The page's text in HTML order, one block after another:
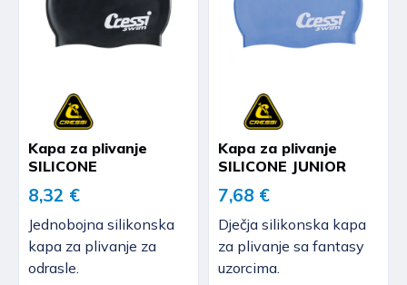
Kapa za plivanje
SILICONE
8,32 €
Jednobojna silikonska
kapa za plivanje za
odrasle.
Kapa za plivanje
SILICONE JUNIOR
7,68 €
Dječja silikonska kapa
za plivanje sa fantasy
uzorcima.